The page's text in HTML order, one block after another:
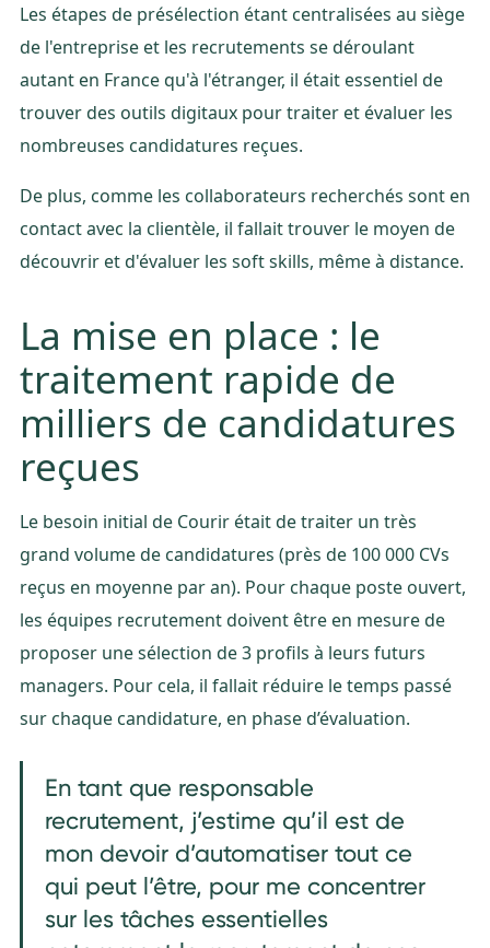
Les étapes de présélection étant centralisées au siège
de l'entreprise et les recrutements se déroulant
autant en France qu'à l'étranger, il était essentiel de
trouver des outils digitaux pour traiter et évaluer les
nombreuses candidatures reçues.
De plus, comme les collaborateurs recherchés sont en
contact avec la clientèle, il fallait trouver le moyen de
découvrir et d'évaluer les soft skills, même à distance.
La mise en place : le
traitement rapide de
milliers de candidatures
reçues
Le besoin initial de Courir était de traiter un très
grand volume de candidatures (près de 100 000 CVs
reçus en moyenne par an). Pour chaque poste ouvert,
les équipes recrutement doivent être en mesure de
proposer une sélection de 3 profils à leurs futurs
managers. Pour cela, il fallait réduire le temps passé
sur chaque candidature, en phase d’évaluation.
En tant que responsable
recrutement, j’estime qu’il est de
mon devoir d’automatiser tout ce
qui peut l’être, pour me concentrer
sur les tâches essentielles